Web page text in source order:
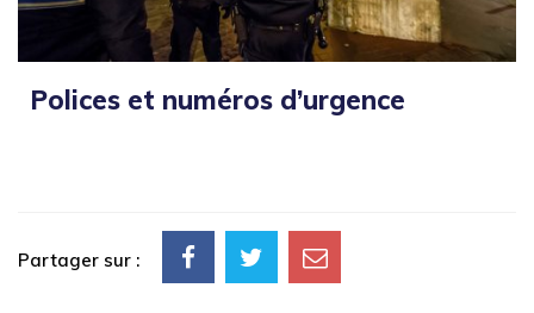
Polices et numéros d’urgence
Partager sur :